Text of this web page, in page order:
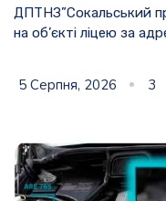
ДПТНЗ”Сокальський
на об’єкті ліцею за
5 Серпня, 2026 3